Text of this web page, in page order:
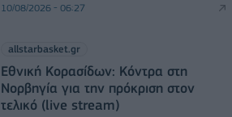
10/08/2026 - 06:27
allstarbasket.gr
Εθνική Κορασίδων: Κόντρα στη
Νορβηγία για την πρόκριση στον
τελικό (live stream)